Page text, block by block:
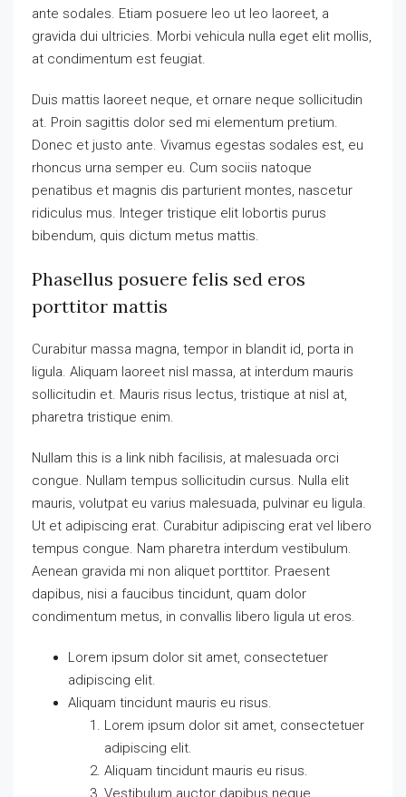
ante sodales. Etiam posuere leo ut leo laoreet, a
gravida dui ultricies. Morbi vehicula nulla eget elit mollis,
at condimentum est feugiat.
Duis mattis laoreet neque, et ornare neque sollicitudin
at. Proin sagittis dolor sed mi elementum pretium.
Donec et justo ante. Vivamus egestas sodales est, eu
rhoncus urna semper eu. Cum sociis natoque
penatibus et magnis dis parturient montes, nascetur
ridiculus mus. Integer tristique elit lobortis purus
bibendum, quis dictum metus mattis.
Phasellus posuere felis sed eros
porttitor mattis
Curabitur massa magna, tempor in blandit id, porta in
ligula. Aliquam laoreet nisl massa, at interdum mauris
sollicitudin et. Mauris risus lectus, tristique at nisl at,
pharetra tristique enim.
Nullam this is a link nibh facilisis, at malesuada orci
congue. Nullam tempus sollicitudin cursus. Nulla elit
mauris, volutpat eu varius malesuada, pulvinar eu ligula.
Ut et adipiscing erat. Curabitur adipiscing erat vel libero
tempus congue. Nam pharetra interdum vestibulum.
Aenean gravida mi non aliquet porttitor. Praesent
dapibus, nisi a faucibus tincidunt, quam dolor
condimentum metus, in convallis libero ligula ut eros.
Lorem ipsum dolor sit amet, consectetuer
adipiscing elit.
Aliquam tincidunt mauris eu risus.
Lorem ipsum dolor sit amet, consectetuer
adipiscing elit.
Aliquam tincidunt mauris eu risus.
Vestibulum auctor dapibus neque.